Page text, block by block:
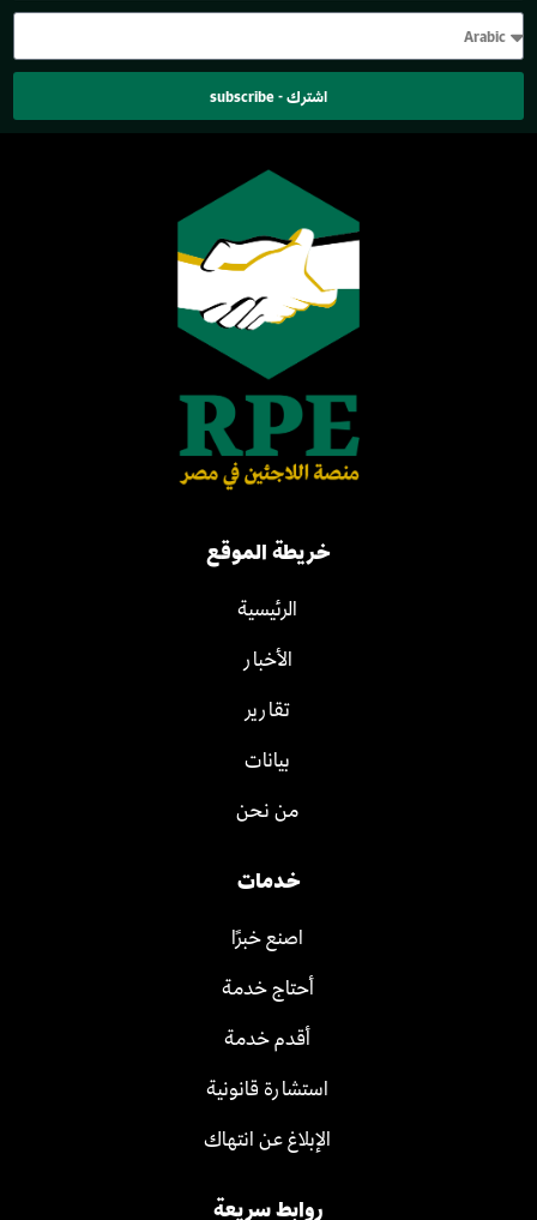
اشترك - subscribe
خريطة الموقع
الرئيسية
الأخبار
تقارير
بيانات
من نحن
خدمات
اصنع خبرًا
أحتاج خدمة
أقدم خدمة
استشارة قانونية
الإبلاغ عن انتهاك
روابط سريعة